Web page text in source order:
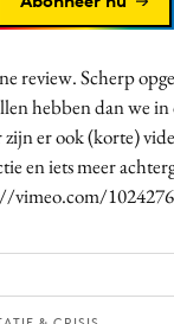
review. Scherp
hebben dan we
er ook (korte)
en iets meer
vimeo.com/